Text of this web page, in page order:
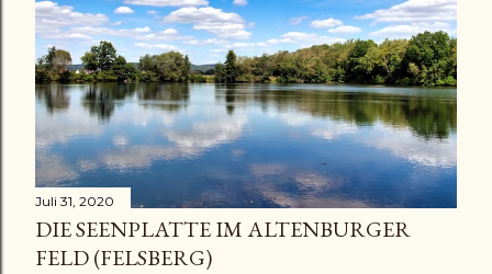
Juli 31, 2020
DIE SEENPLATTE IM ALTENBURGER
FELD (FELSBERG)